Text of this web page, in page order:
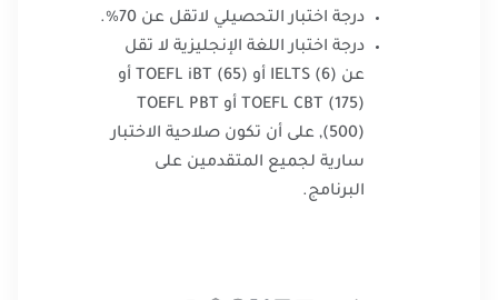
درجة اختبار التحصيلي لاتقل عن 70%.
درجة اختبار اللغة الإنجليزية لا تقل
عن (6) IELTS أو TOEFL iBT (65) أو
TOEFL CBT (175) أو TOEFL PBT
(500), على أن تكون صلاحية الاختبار
سارية لجميع المتقدمين على
البرنامج.